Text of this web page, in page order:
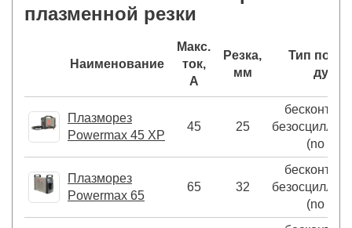
плазменной резки
Наименование
Макс.
ток,
А
Резка,
мм
Тип
дуги
Плазморез
Powermax 45 XP
45 25
(no HF)
Плазморез
Powermax 65
65 32
(no HF)